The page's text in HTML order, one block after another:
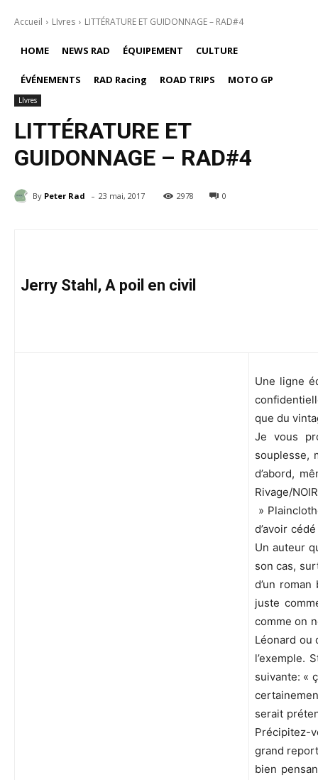
Accueil LIvres LITTÉRATURE ET GUIDONNAGE – RAD#4
HOME NEWS RAD ÉQUIPEMENT CULTURE
ÉVÉNEMENTS RAD Racing ROAD TRIPS MOTO GP
LIvres
LITTÉRATURE ET
GUIDONNAGE – RAD#4
By Peter Rad - 23 mai, 2017 2978 0
Jerry Stahl, A poil en civil
Une ligne
que du
Je vous
souplesse,
d’abord,
Rivage/
»
d’avoir
Un auteur
son cas,
d’un roman
juste
comme on
Léonard ou
l’exemple.
suivante: «
serait
Précipitez-
grand
bien